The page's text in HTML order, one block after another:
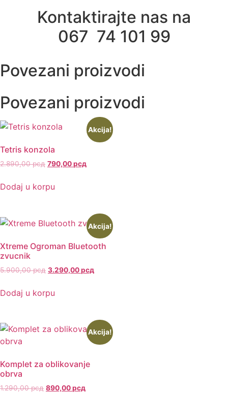
Kontaktirajte nas na
067 74 101 99
Povezani proizvodi
Povezani proizvodi
Akcija!
Tetris konzola
2.890,00рсд 790,00рсд
Dodaj u korpu
Akcija!
Xtreme Ogroman Bluetooth
zvucnik
5.900,00рсд 3.290,00рсд
Dodaj u korpu
Akcija!
Komplet za oblikovanje
obrva
1.290,00рсд 890,00рсд